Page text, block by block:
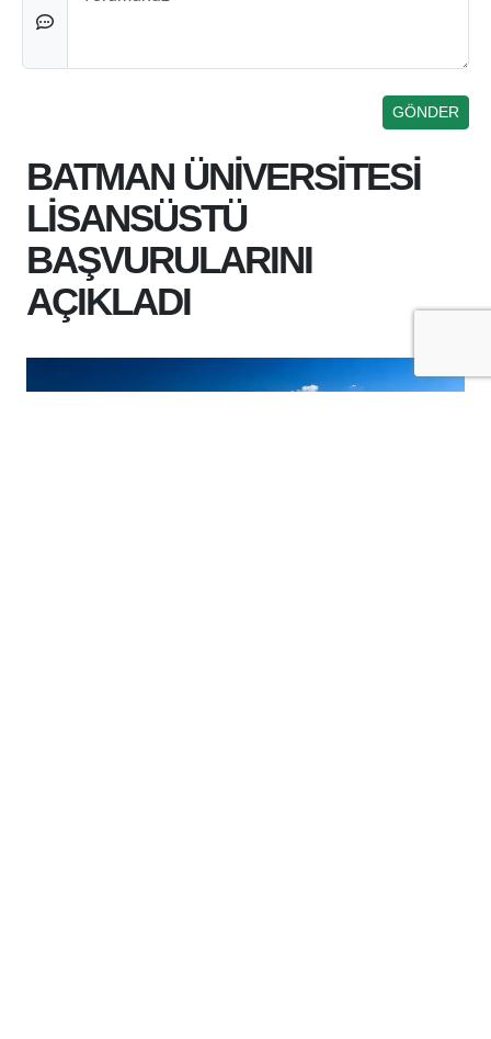
BATMAN ÜNİVERSİTESİ
LİSANSÜSTÜ
BAŞVURULARINI
AÇIKLADI